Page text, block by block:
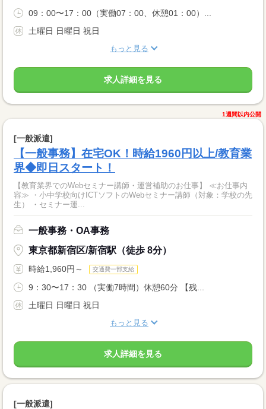
09：00〜17：00（実働07：00、休憩01：00）...
土曜日 日曜日 祝日
もっと見る
求人詳細を見る
1週間以内公開
[一般派遣]
【一般事務】在宅OK！時給1960円以上/教育業
界◆即日スタート！
【教育業界でのWebセミナー講師・運営補助のお仕事】 ≪お仕事内
容≫ ・小中学校向けICTソフトのWebセミナー講師（対象：学校の先
生） ・セミナー運...
一般事務・OA事務
東京都新宿区/新宿駅（徒歩 8分）
時給1,960円～ 交通費一部支給
9：30〜17：30 （実働7時間）休憩60分 【残...
土曜日 日曜日 祝日
もっと見る
求人詳細を見る
[一般派遣]